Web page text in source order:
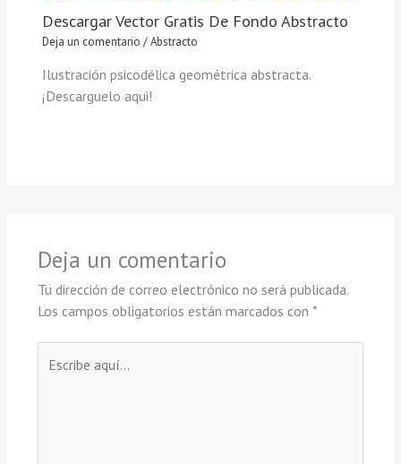
Descargar Vector Gratis De Fondo Abstracto
Deja un comentario /Abstracto
Ilustración psicodélica geométrica abstracta.
¡Descarguelo aqui!
Deja un comentario
Tu dirección de correo electrónico no será publicada.
Los campos obligatorios están marcados con *
aquí...